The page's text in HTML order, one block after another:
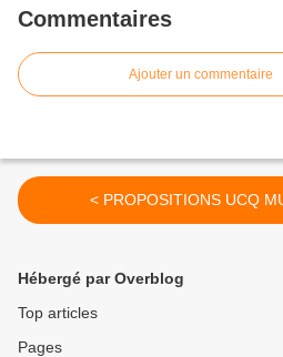
Commentaires
Ajouter un commentaire
< PROPOSITIONS UCQ
Hébergé par Overblog
Top articles
Pages